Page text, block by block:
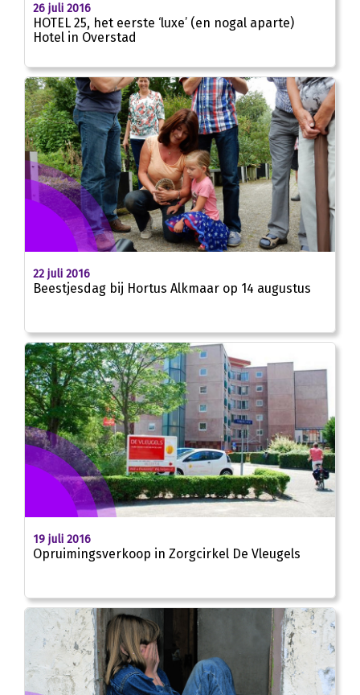
26 juli 2016
HOTEL 25, het eerste ‘luxe’ (en nogal aparte)
Hotel in Overstad
22 juli 2016
Beestjesdag bij Hortus Alkmaar op 14 augustus
19 juli 2016
Opruimingsverkoop in Zorgcirkel De Vleugels